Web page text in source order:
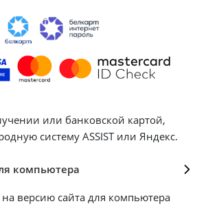
или банковской картой,
систему ASSIST или Яндекс.
компьютера
версию сайта для компьютера